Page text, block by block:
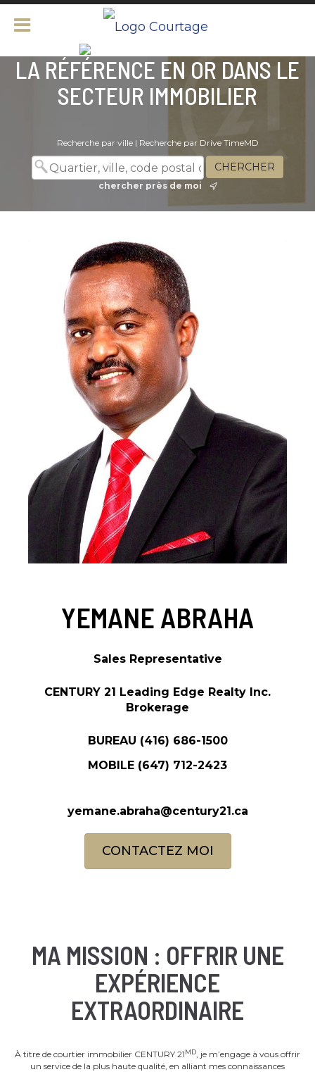
LA RÉFÉRENCE EN OR DANS LE
SECTEUR IMMOBILIER
Recherche par ville | Recherche par Drive TimeMD
chercher près de moi
YEMANE ABRAHA
Sales Representative
CENTURY 21 Leading Edge Realty Inc.
Brokerage
BUREAU (416) 686-1500
MOBILE (647) 712-2423
yemane.abraha@century21.ca
CONTACTEZ MOI
MA MISSION : OFFRIR UNE
EXPÉRIENCE
EXTRAORDINAIRE
À titre de courtier immobilier CENTURY 21MD, je m’engage à vous offrir
un service de la plus haute qualité, en alliant mes connaissances